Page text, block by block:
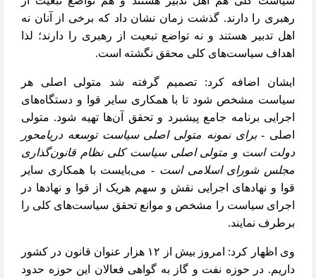
رهبری را دارند. گذشت زمان نشان داد که برخی از آنان نه
اهل تدبیر هستند و نه تواضع تبعیت از رهبری را دارند؛ لذا
اهداف سیاست‌های کلی محقق نگشته است.
ایشان اضافه کرد: تصمیم گرفته شد متولی اصلی هر
سیاست مشخص شود تا با همکاری سایر قوا و دستگاه‌های
اجرایی برنامه جامع پیشبرد و تحقق آن‌ها تهیه شود. متولی
اصلی -برای نمونه متولی اصلی سیاست توسعه دریامحور
دولت است و متولی اصلی سیاست کلی نظام قانون‌گذاری
مجلس شورای اسلامی است - می‌بایست با همکاری سایر
قوا و نهادهای اجرایی نقش و سهم هریک از قوا و نهادها در
اجرای سیاست را مشخص و موانع تحقق سیاست‌های کلی را
برطرف نمایند.
وی اظهار کرد: امروز بیش از ۱۲ هزار عنوان قانون در کشور
داریم. در حوزه نفت و گاز به گواهی فعالان این حوزه حدود